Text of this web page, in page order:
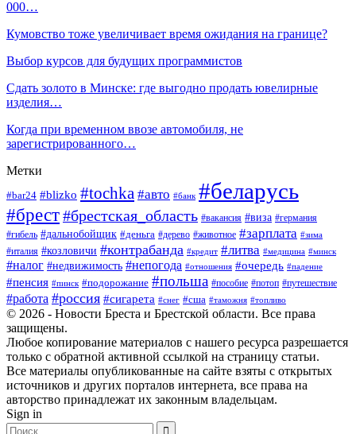
000…
Кумовство тоже увеличивает время ожидания на границе?
Выбор курсов для будущих программистов
Сдать золото в Минске: где выгодно продать ювелирные
изделия…
Когда при временном ввозе автомобиля, не
зарегистрированного…
Метки
#bar24 #blizko #tochka #авто #банк #беларусь
#брест#брестская_область #вакансия #виза #германия
#гибель #дальнобойщик #деньга #дерево #животное #зарплата #зима
#италия #козловичи #контрабанда #кредит #литва #медицина #минск
#налог #недвижимость #непогода #отношения #очередь #падение
#пенсия #пинск #подорожание #польша #пособие #потоп #путешествие
#работа #россия #сигарета #снег #сша #таможня #топливо
© 2026 - Новости Бреста и Брестской области. Все права
защищены.
Любое копирование материалов с нашего ресурса разрешается
только с обратной активной ссылкой на страницу статьи.
Все материалы опубликованные на сайте взяты с открытых
источников и других порталов интернета, все права на
авторство принадлежат их законным владельцам.
Sign in